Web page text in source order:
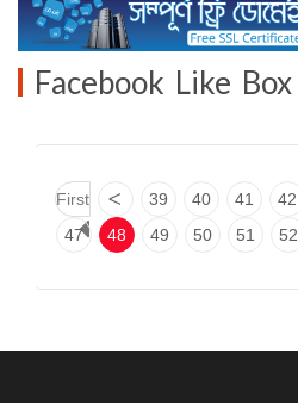
Facebook Like Box
First < 39 40 41 42
47
48 49 50 51 52